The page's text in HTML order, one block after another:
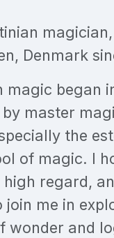
Denmark
magic began
master
the
of magic. I
regard,
join me in
wonder and